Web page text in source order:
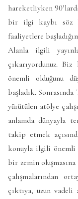
hareketliyken
bir ilgi kaybı söz
faaliyetlere
Alanla ilgili
çıkarıyordunuz.
önemli olduğunu
başladık.
yürütülen atölye
anlamda dünyayla
takip etmek
konuyla ilgili önemli
bir zemin
çalışmalarından
çıktıya, uzun